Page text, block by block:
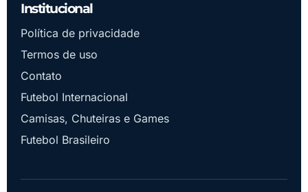
Institucional
Política de privacidade
Termos de uso
Contato
Futebol Internacional
Camisas, Chuteiras e Games
Futebol Brasileiro